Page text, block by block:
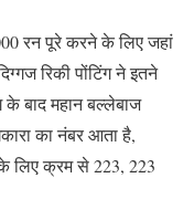
रन पूरे करने के लिए जहां
रिकी पोंटिंग ने इतने
के बाद महान बल्लेबाज
का नंबर आता है,
लिए क्रम से 223, 223